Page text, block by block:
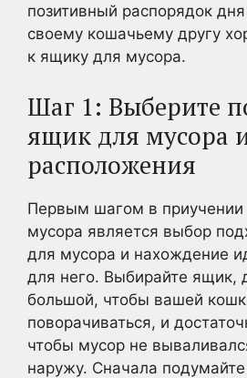
позитивный распорядок
своему кошачьему другу
к ящику для мусора.
Шаг 1: Выберите
ящик для мусора
расположения
Первым шагом в приучении
мусора является выбор
для мусора и нахождение
для него. Выбирайте ящик,
большой, чтобы вашей
поворачиваться, и
чтобы мусор не
наружу. Сначала